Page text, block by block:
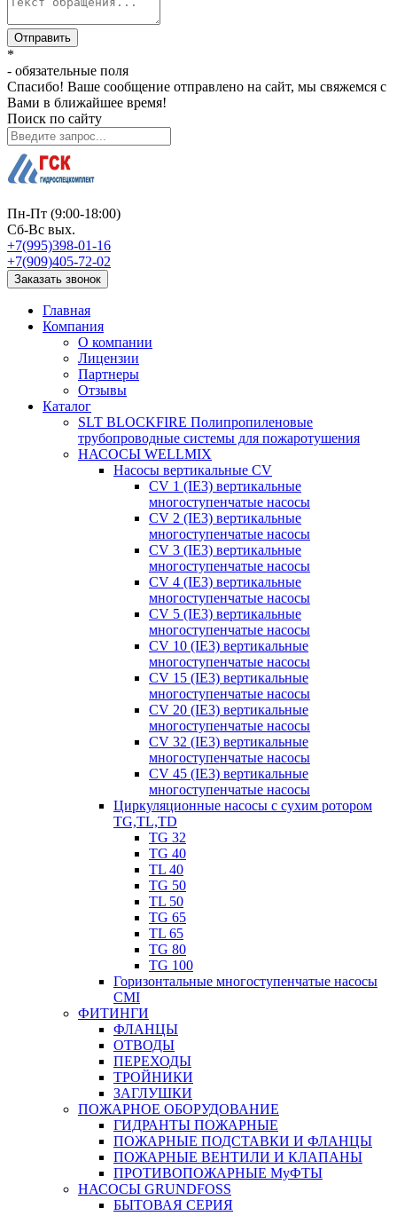
Отправить
*
- обязательные поля
Спасибо! Ваше сообщение отправлено на сайт, мы свяжемся с
Вами в ближайшее время!
Поиск по сайту
Пн-Пт (9:00-18:00)
Сб-Вс вых.
+7(995)398-01-16
+7(909)405-72-02
Заказать звонок
Главная
Компания
О компании
Лицензии
Партнеры
Отзывы
Каталог
SLT BLOCKFIRE Полипропиленовые
трубопроводные системы для пожаротушения
НАСОСЫ WELLMIX
Насосы вертикальные CV
CV 1 (IE3) вертикальные
многоступенчатые насосы
CV 2 (IE3) вертикальные
многоступенчатые насосы
CV 3 (IE3) вертикальные
многоступенчатые насосы
CV 4 (IE3) вертикальные
многоступенчатые насосы
CV 5 (IE3) вертикальные
многоступенчатые насосы
CV 10 (IE3) вертикальные
многоступенчатые насосы
CV 15 (IE3) вертикальные
многоступенчатые насосы
CV 20 (IE3) вертикальные
многоступенчатые насосы
CV 32 (IE3) вертикальные
многоступенчатые насосы
CV 45 (IE3) вертикальные
многоступенчатые насосы
Циркуляционные насосы с сухим ротором
TG,TL,TD
TG 32
TG 40
TL 40
TG 50
TL 50
TG 65
TL 65
TG 80
TG 100
Горизонтальные многоступенчатые насосы
CMI
ФИТИНГИ
ФЛАНЦЫ
ОТВОДЫ
ПЕРЕХОДЫ
ТРОЙНИКИ
ЗАГЛУШКИ
ПОЖАРНОЕ ОБОРУДОВАНИЕ
ГИДРАНТЫ ПОЖАРНЫЕ
ПОЖАРНЫЕ ПОДСТАВКИ И ФЛАНЦЫ
ПОЖАРНЫЕ ВЕНТИЛИ И КЛАПАНЫ
ПРОТИВОПОЖАРНЫЕ МуФТЫ
НАСОСЫ GRUNDFOSS
БЫТОВАЯ СЕРИЯ